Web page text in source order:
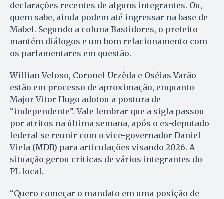
declarações recentes de alguns integrantes. Ou,
quem sabe, ainda podem até ingressar na base de
Mabel. Segundo a coluna Bastidores, o prefeito
mantém diálogos e um bom relacionamento com
os parlamentares em questão.
Willian Veloso, Coronel Urzêda e Oséias Varão
estão em processo de aproximação, enquanto
Major Vitor Hugo adotou a postura de
“independente”. Vale lembrar que a sigla passou
por atritos na última semana, após o ex-deputado
federal se reunir com o vice-governador Daniel
Viela (MDB) para articulações visando 2026. A
situação gerou críticas de vários integrantes do
PL local.
“Quero começar o mandato em uma posição de